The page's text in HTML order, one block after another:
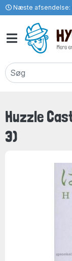
Næste afsendelse:
Huzzle
3)